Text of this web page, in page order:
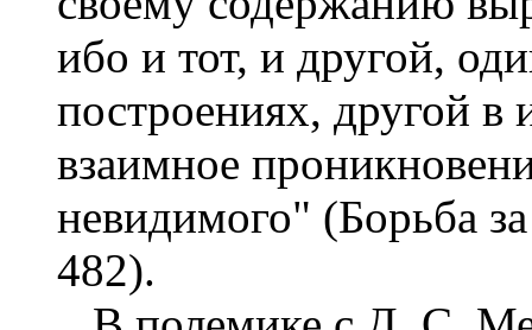
ибо и тот, и другой,
построениях, другой в
взаимное
невидимого" (Борьба
482).